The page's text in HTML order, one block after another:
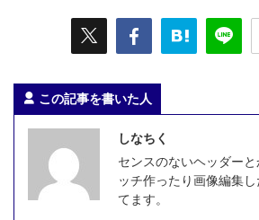
この記事を書いた人
しなちく
センスのないヘッダー
ッチ作ったり画像編集
てます。